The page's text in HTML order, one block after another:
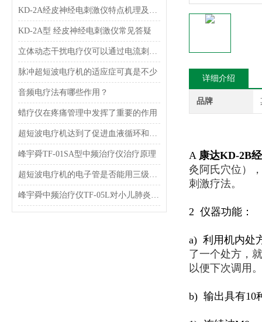
KD-2A经皮神经电刺激仪特点机理及应用
KD-2A型 经皮神经电刺激仪常见答疑
立体动态干扰电疗仪可以通过电流刺激人体的神经和肌肉组织来治疗不同的疾病和疼痛
脉冲超短波电疗机的适应症可真是不少
音频电疗法有哪些作用？
蜡疗仪在疼痛管理中发挥了重要的作用
超短波电疗机达到了促进血液循环和修复，增强机体免疫力的治疗目的
峰宇舜TF-01SA型中频治疗仪治疗原理
超短波电疗机的电子管是否能用三级管代替呢？怎么代替呢？
峰宇舜中频治疗仪TF-05L对小儿肺炎临床治疗效果
详细介绍
品牌
A 康达KD-2B
灸阿氏穴位）
刺激疗法。
2 仪器功能：
a) 利用机内处
了一个处方，
以便下次调 用。
b) 输出具有10